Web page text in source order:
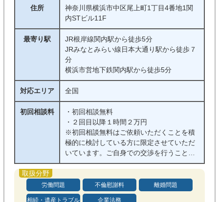
住所
神奈川県横浜市中区尾上町1丁目4番地1関
内STビル11F
最寄り駅
JR根岸線関内駅から徒歩5分
JRみなとみらい線日本大通り駅から徒歩７
分
横浜市営地下鉄関内駅から徒歩5分
対応エリア 全国
初回相談料
・初回相談無料
・２回目以降１時間２万円
※初回相談無料はご依頼いただくことを積
極的に検討している方に限定させていただ
いています。ご自身での交渉を行うことを
前提としたご相談の場合には、初回無料相
※ご相談内容により初回相談無料の対象外
のものがございます。
労働問題 不倫慰謝料 離婚問題
相続・遺産トラブル 企業法務